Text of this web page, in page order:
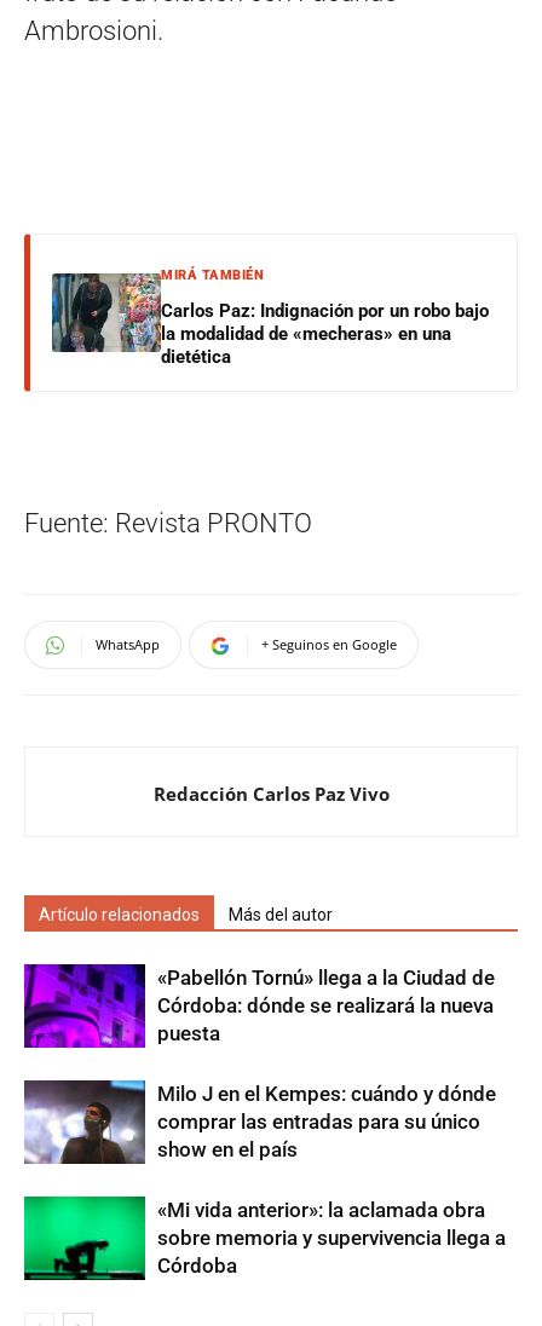
Ambrosioni.
MIRÁ TAMBIÉN
Carlos Paz: Indignación por un robo bajo
la modalidad de «mecheras» en una
dietética
Fuente: Revista PRONTO
WhatsApp + Seguinos en Google
Redacción Carlos Paz Vivo
Artículo relacionados Más del autor
«Pabellón Tornú» llega a la Ciudad de
Córdoba: dónde se realizará la nueva
puesta
Milo J en el Kempes: cuándo y dónde
comprar las entradas para su único
show en el país
«Mi vida anterior»: la aclamada obra
sobre memoria y supervivencia llega a
Córdoba